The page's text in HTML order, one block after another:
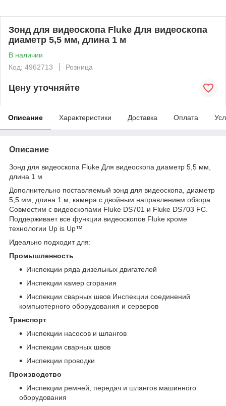
Зонд для видеоскопа Fluke Для видеоскопа
диаметр 5,5 мм, длина 1 м
В наличии
Код: 4962713
Розница
Цену уточняйте
Описание Характеристики Доставка Оплата
Описание
Зонд для видеоскопа Fluke Для видеоскопа диаметр 5,5 мм,
длина 1 м
Дополнительно поставляемый зонд для видеоскопа, диаметр
5,5 мм, длина 1 м, камера с двойным направлением обзора.
Совместим с видеоскопами Fluke DS701 и Fluke DS703 FC.
Поддерживает все функции видеоскопов Fluke кроме
технологии Up is Up™
Идеально подходит для:
Промышленность
Инспекции ряда дизельных двигателей
Инспекции камер сгорания
Инспекции сварных швов Инспекции соединений
компьютерного оборудования и серверов
Транспорт
Инспекции насосов и шлангов
Инспекции сварных швов
Инспекции проводки
Производство
Инспекции ремней, передач и шлангов машинного
оборудования